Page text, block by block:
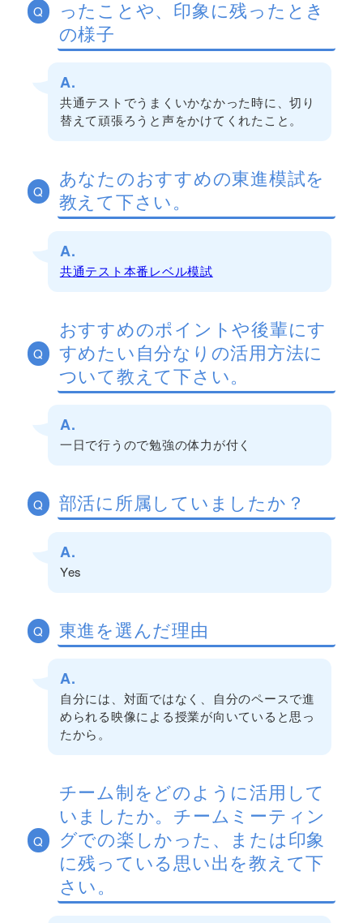
Q
ったことや、印象に残ったとき
の様子
A.
共通テストでうまくいかなかった時に、切り
替えて頑張ろうと声をかけてくれたこと。
Q
あなたのおすすめの東進模試を
教えて下さい。
A.
共通テスト本番レベル模試
Q
おすすめのポイントや後輩にす
すめたい自分なりの活用方法に
ついて教えて下さい。
A.
一日で行うので勉強の体力が付く
Q 部活に所属していましたか？
A.
Yes
Q 東進を選んだ理由
A.
自分には、対面ではなく、自分のペースで進
められる映像による授業が向いていると思っ
たから。
Q
チーム制をどのように活用して
いましたか。チームミーティン
グでの楽しかった、または印象
に残っている思い出を教えて下
さい。